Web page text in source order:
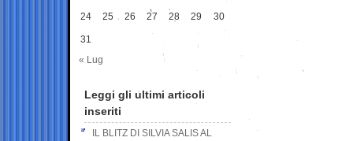
24 25 26 27 28 29 30
31
« Lug
Leggi gli ultimi articoli
inseriti
IL BLITZ DI SILVIA SALIS AL